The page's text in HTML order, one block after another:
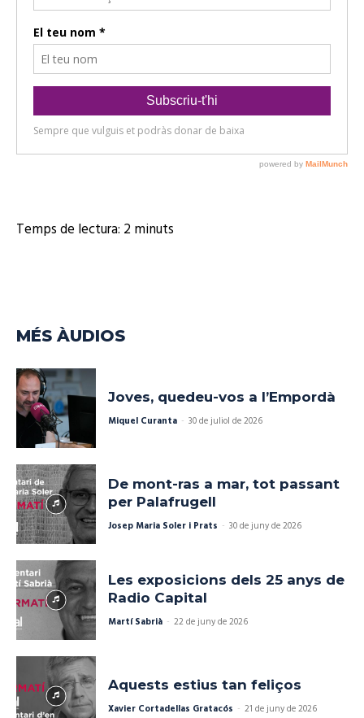
Temps de lectura: 2minuts
MÉS ÀUDIOS
Joves, quedeu-vos a l’Empordà
Miquel Curanta - 30 de juliol de 2026
De mont-ras a mar, tot passant
per Palafrugell
Josep Maria Soler i Prats - 30 de juny de 2026
Les exposicions dels 25 anys de
Radio Capital
Martí Sabrià - 22 de juny de 2026
Aquests estius tan feliços
Xavier Cortadellas Gratacós - 21 de juny de 2026